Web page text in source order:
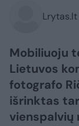
Lrytas.lt
Mobiliuoju
Lietuvos
fotografo
išrinktas
vienspalvių